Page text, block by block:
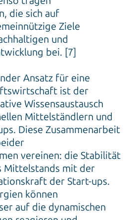
Ziele
und
bei. [7]
Ansatz für eine
ist der
Wissensaustausch
Mittelständlern und
Diese Zusammenarbeit
vereinen: die Stabilität
mit der
der Start-ups.
können
auf die dynamischen
reagieren und
fördern. [8]